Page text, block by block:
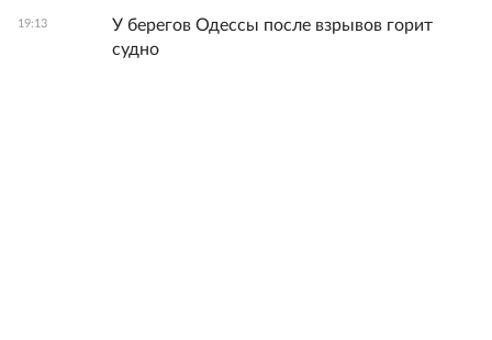
19:13
У берегов Одессы после взрывов горит
судно